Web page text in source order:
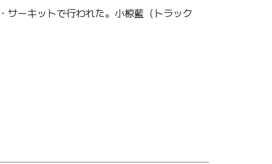
ーキットで行われた。小椋藍（トラック